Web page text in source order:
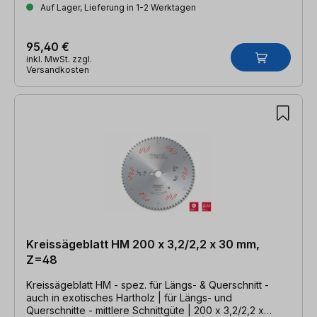
Auf Lager, Lieferung in 1-2 Werktagen
95,40 €
inkl. MwSt. zzgl.
Versandkosten
Kreissägeblatt HM 200 x 3,2/2,2 x 30 mm,
Z=48
Kreissägeblatt HM - spez. für Längs- & Querschnitt -
auch in exotisches Hartholz | für Längs- und
Querschnitte - mittlere Schnittgüte | 200 x 3,2/2,2 x